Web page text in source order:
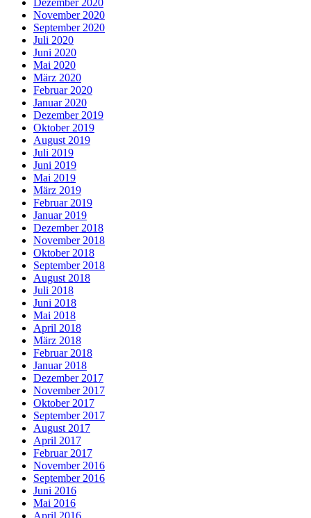
Dezember 2020
November 2020
September 2020
Juli 2020
Juni 2020
Mai 2020
März 2020
Februar 2020
Januar 2020
Dezember 2019
Oktober 2019
August 2019
Juli 2019
Juni 2019
Mai 2019
März 2019
Februar 2019
Januar 2019
Dezember 2018
November 2018
Oktober 2018
September 2018
August 2018
Juli 2018
Juni 2018
Mai 2018
April 2018
März 2018
Februar 2018
Januar 2018
Dezember 2017
November 2017
Oktober 2017
September 2017
August 2017
April 2017
Februar 2017
November 2016
September 2016
Juni 2016
Mai 2016